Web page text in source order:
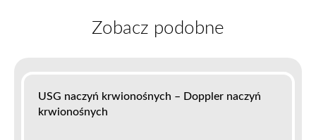
Zobacz podobne
USG naczyń krwionośnych – Doppler naczyń
krwionośnych